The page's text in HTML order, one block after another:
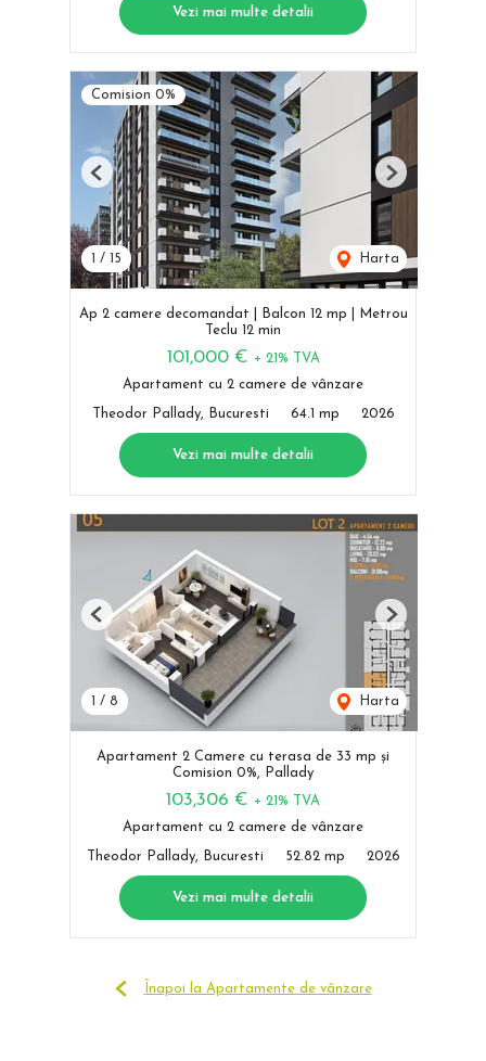
Vezi mai multe detalii
Comision 0%
1 / 15 Harta
Previous Next
Ap 2 camere decomandat | Balcon 12 mp | Metrou
Teclu 12 min
101,000 € + 21% TVA
Apartament cu 2 camere de vânzare
Theodor Pallady, Bucuresti 64.1 mp 2026
Vezi mai multe detalii
1 / 8 Harta
Previous Next
Apartament 2 Camere cu terasa de 33 mp și
Comision 0%, Pallady
103,306 € + 21% TVA
Apartament cu 2 camere de vânzare
Theodor Pallady, Bucuresti 52.82 mp 2026
Vezi mai multe detalii
Înapoi la Apartamente de vânzare